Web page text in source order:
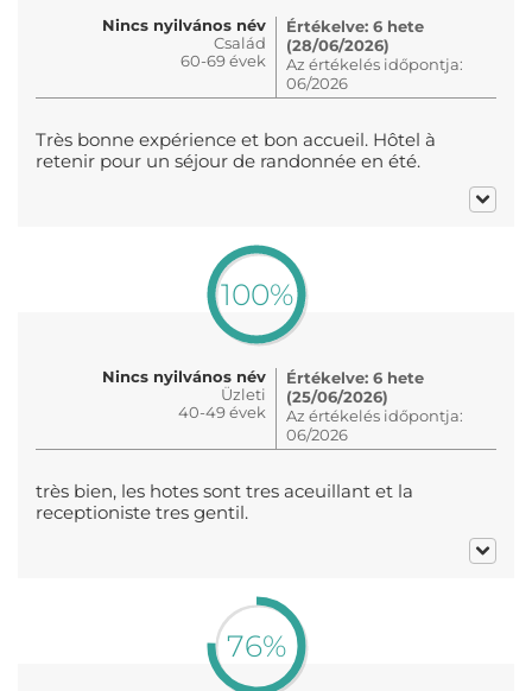
Nincs nyilvános név
Család
60-69 évek
Értékelve: 6 hete
(28/06/2026)
Az értékelés időpontja:
06/2026
Très bonne expérience et bon accueil. Hôtel à
retenir pour un séjour de randonnée en été.
100%
Nincs nyilvános név
Üzleti
40-49 évek
Értékelve: 6 hete
(25/06/2026)
Az értékelés időpontja:
06/2026
très bien, les hotes sont tres aceuillant et la
receptioniste tres gentil.
76%